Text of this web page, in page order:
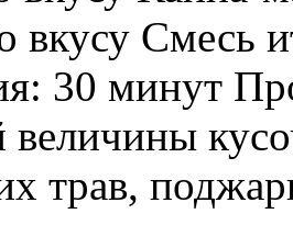
Смесь
30 минут
величины
трав,